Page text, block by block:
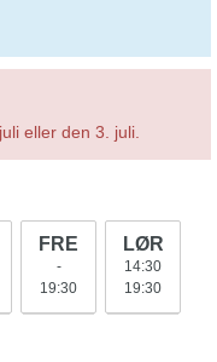
eller den 3. juli.
FRE
-
19:30
LØR
14:30
19:30